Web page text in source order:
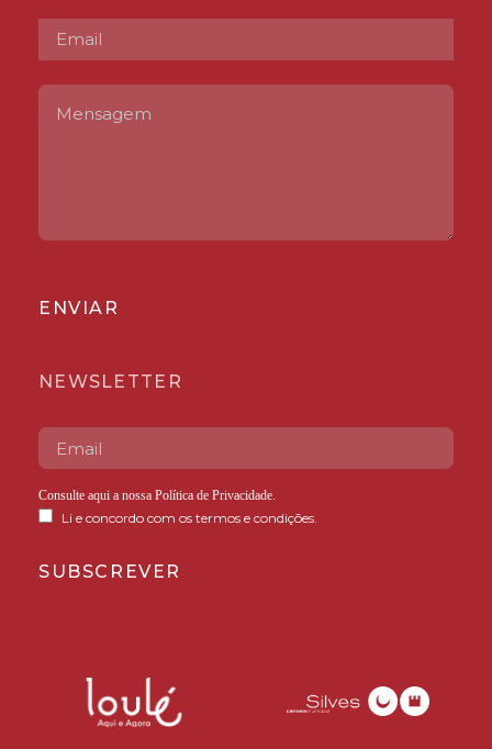
ENVIAR
NEWSLETTER
Consulte aqui a nossa Política de Privacidade.
Li e concordo com os termos e condições.